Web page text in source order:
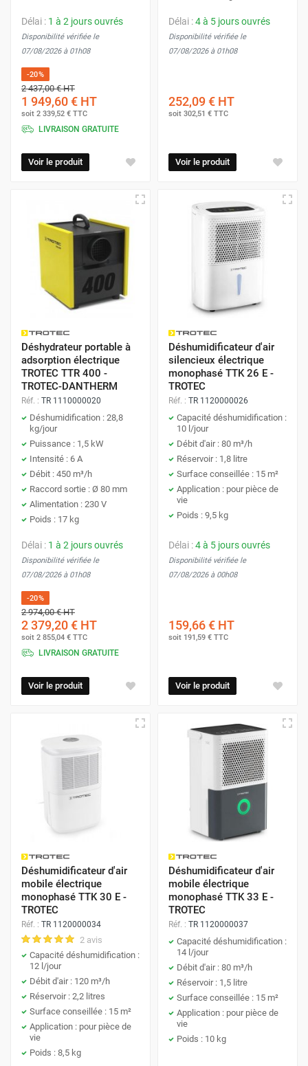
Délai : 1 à 2 jours ouvrés
Disponibilité vérifiée le
07/08/2026 à 01h08
-20%
2 437,00 €HT
1 949,60 € HT
soit 2 339,52 € TTC
LIVRAISON GRATUITE
Voir le produit
Délai :4 à 5 jours ouvrés
Disponibilité vérifiée le
07/08/2026 à 01h08
252,09 € HT
soit 302,51 € TTC
Voir le produit
Déshydrateur portable à
adsorption électrique
TROTEC TTR 400 -
TROTEC-DANTHERM
Réf. : TR 1110000020
Déshumidification : 28,8
kg/jour
Puissance : 1,5 kW
Intensité : 6 A
Débit : 450 m³/h
Raccord sortie : Ø 80 mm
Alimentation : 230 V
Poids : 17 kg
Délai : 1 à 2 jours ouvrés
Disponibilité vérifiée le
07/08/2026 à 01h08
-20%
2 974,00 €HT
2 379,20 € HT
soit 2 855,04 € TTC
LIVRAISON GRATUITE
Voir le produit
Déshumidificateur d'air
silencieux électrique
monophasé TTK 26 E -
TROTEC
Réf. : TR 1120000026
Capacité déshumidification :
10 l/jour
Débit d'air : 80 m³/h
Réservoir : 1,8 litre
Surface conseillée : 15 m²
Application : pour pièce de
vie
Poids : 9,5 kg
Délai :4 à 5 jours ouvrés
Disponibilité vérifiée le
07/08/2026 à 00h08
159,66 € HT
soit 191,59 € TTC
Voir le produit
Déshumidificateur d'air
mobile électrique
monophasé TTK 30 E -
TROTEC
Réf. : TR 1120000034
2 avis
Capacité déshumidification :
12 l/jour
Débit d'air : 120 m³/h
Réservoir : 2,2 litres
Surface conseillée : 15 m²
Application : pour pièce de
vie
Poids : 8,5 kg
Déshumidificateur d'air
mobile électrique
monophasé TTK 33 E -
TROTEC
Réf. : TR 1120000037
Capacité déshumidification :
14 l/jour
Débit d'air : 80 m³/h
Réservoir : 1,5 litre
Surface conseillée : 15 m²
Application : pour pièce de
vie
Poids : 10 kg